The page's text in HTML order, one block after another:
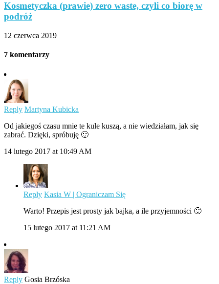
Kosmetyczka (prawie) zero waste, czyli co biorę w
podróż
12 czerwca 2019
7 komentarzy
Reply Martyna Kubicka
Od jakiegoś czasu mnie te kule kuszą, a nie wiedziałam, jak się
zabrać. Dzięki, spróbuję 🙂
14 lutego 2017 at 10:49 AM
Reply Kasia W | Ograniczam Się
Warto! Przepis jest prosty jak bajka, a ile przyjemności 🙂
15 lutego 2017 at 11:21 AM
Reply Gosia Brzóska